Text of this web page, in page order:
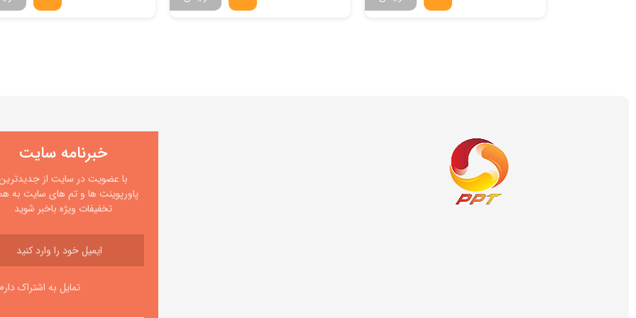
خبرنامه سایت
با عضویت در سایت از
پاورپوینت ها و تم های سایت به
تخفیفات ویژه باخبر شوید
تمایل به اشتراک